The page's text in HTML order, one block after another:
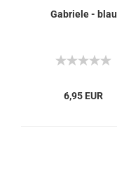
Gabriele - blau
6,95 EUR